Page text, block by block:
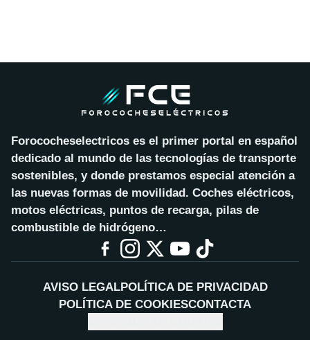
Forococheselectricos es el primer portal en español
dedicado al mundo de las tecnologías de transporte
sostenibles, y donde prestamos especial atención a
las nuevas formas de movilidad. Coches eléctricos,
motos eléctricas, puntos de recarga, pilas de
combustible de hidrógeno…
AVISO LEGALPOLÍTICA DE PRIVACIDAD
POLÍTICA DE COOKIESCONTACTA